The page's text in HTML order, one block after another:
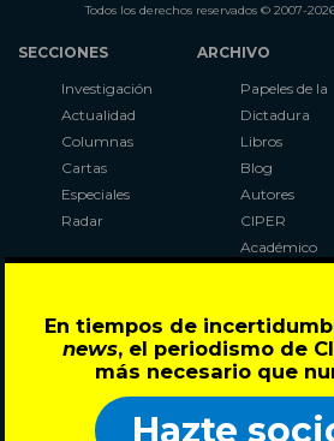
En tiempos de
news, el periodismo de
más necesario que
Hazte
Todos los derechos reservados © 2007-
SECCIONES
Investigación
Actualidad
Columnas
Cartas
Especiales
Radar
ARCHIVO
Papeles de la
Dictadura
Libros
Blog
Autores
CIPER
Académico
Al Plebiscito
con CIPER